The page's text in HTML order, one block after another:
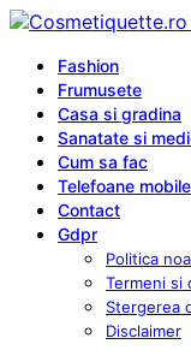
Fashion
Frumusete
Casa si gradina
Sanatate si
Cum sa fac
Telefoane mobile
Contact
Gdpr
Politica
Termeni si
Stergerea
Disclaimer